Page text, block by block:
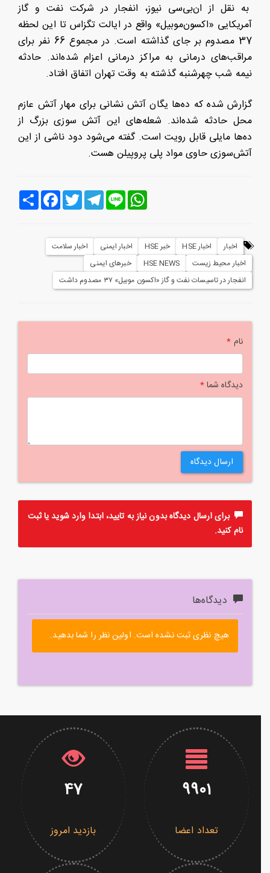
به نقل از ان‌بی‌سی نیوز، انفجار در شرکت نفت و گاز
آمریکایی «اکسون‌موبیل» واقع در ایالت تگزاس تا این لحظه
37 مصدوم بر جای گذاشته است. در مجموع 66 نفر برای
مراقب‌های درمانی به مراکز درمانی اعزام شده‌اند. حادثه
نیمه شب چهرشنبه گذشته به وقت تهران اتفاق افتاد.
گزارش شده که ده‌ها یگان آتش نشانی برای مهار آتش عازم
محل حادثه شده‌اند. شعله‌های این آتش سوزی بزرگ از
ده‌ها مایلی قابل رویت است. گفته می‌شود دود ناشی از این
آتش‌سوزی حاوی مواد پلی پروپیلن هست.
اشتراک
FacebookTwitter
Telegram Line
WhatsApp
اخبار اخبار HSE خبر HSE اخبار ایمنی
اخبار سلامت
اخبار محیط زیست
HSE NEWS
خبرهای ایمنی
انفجار در تاسیسات نفت و گاز «اکسون موبیل» ۳۷ مصدوم داشت
نام*
دیدگاه شما*
ارسال دیدگاه
برای ارسال دیدگاه بدون نیاز به تایید، ابتداواردشوید یاثبت
نامکنید.
دیدگاه‌ها
هیچ نظری ثبت نشده است. اولین نظر را شما بدهید.
9901
تعداد اعضا
47
بازدید امروز